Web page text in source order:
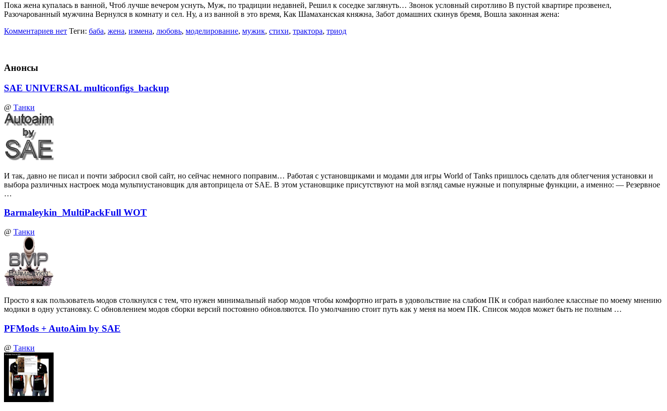
Пока жена купалась в ванной, Чтоб лучше вечером уснуть, Муж, по традиции недавней, Решил к соседке заглянуть… Звонок условный сиротливо В пустой квартире прозвенел,
Разочарованный мужчина Вернулся в комнату и сел. Ну, а из ванной в это время, Как Шамаханская княжна, Забот домашних скинув бремя, Вошла законная жена:
Комментариев нет Теги: баба, жена, измена, любовь, моделирование, мужик, стихи, трактора, триод
Анонсы
SAE UNIVERSAL multiconfigs_backup
@ Танки
И так, давно не писал и почти забросил свой сайт, но сейчас немного поправим… Работая с установщиками и модами для игры World of Tanks пришлось сделать для облегчения установки и
выбора различных настроек мода мультиустановщик для автоприцела от SAE. В этом установщике присутствуют на мой взгляд самые нужные и популярные функции, а именно: — Резервное
…
Barmaleykin_MultiPackFull WOT
@ Танки
Просто я как пользователь модов столкнулся с тем, что нужен минимальный набор модов чтобы комфортно играть в удовольствие на слабом ПК и собрал наиболее классные по моему мнению
модики в одну установку. С обновлением модов сборки версий постоянно обновляются. По умолчанию стоит путь как у меня на моем ПК. Список модов может быть не полным …
PFMods + AutoAim by SAE
@ Танки